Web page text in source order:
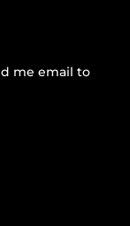
me email to